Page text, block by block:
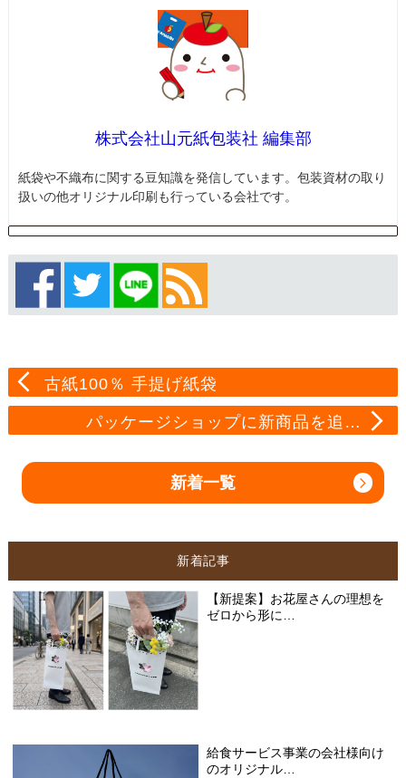
株式会社山元紙包装社 編集部
紙袋や不織布に関する豆知識を発信しています。包装資材の取り
扱いの他オリジナル印刷も行っている会社です。
古紙100％ 手提げ紙袋
パッケージショップに新商品を追…
新着一覧
新着記事
【新提案】お花屋さんの理想を
ゼロから形に…
給食サービス事業の会社様向け
のオリジナル…